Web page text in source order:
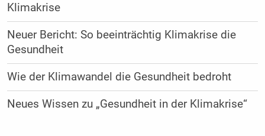
Klimakrise
Neuer Bericht: So beeinträchtig Klimakrise die
Gesundheit
Wie der Klimawandel die Gesundheit bedroht
Neues Wissen zu „Gesundheit in der Klimakrise“